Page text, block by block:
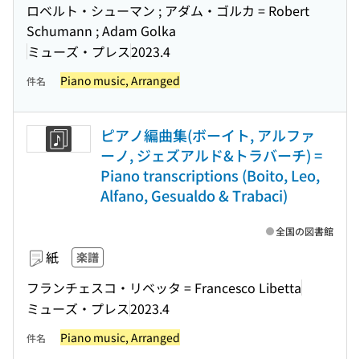
ロベルト・シューマン ; アダム・ゴルカ = Robert
Schumann ; Adam Golka
ミューズ・プレス2023.4
件名 Piano music, Arranged
ピアノ編曲集(ボーイト, アルファ
ーノ, ジェズアルド&トラバーチ) =
Piano transcriptions (Boito, Leo,
Alfano, Gesualdo & Trabaci)
紙 楽譜
フランチェスコ・リベッタ = Francesco Libetta
ミューズ・プレス2023.4
全国の図書館
件名 Piano music, Arranged